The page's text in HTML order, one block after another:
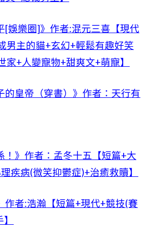
[娛樂圈]》作者:混元三喜【現代
男主的貓+玄幻+輕鬆有趣好笑
家+人變寵物+甜爽文+萌寵】
的皇帝（穿書）》作者：天行有
！》作者：孟冬十五【短篇+大
疾病(微笑抑鬱症)+治癒救贖】
作者:浩瀚【短篇+現代+競技(賽